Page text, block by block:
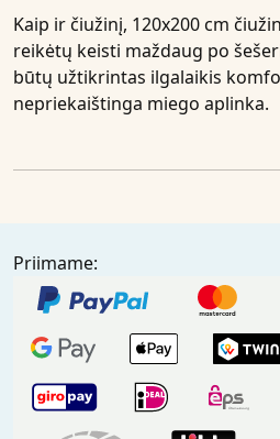
Kaip ir čiužinį, 120x200 cm
reikėtų keisti maždaug po
būtų užtikrintas ilgalaikis
nepriekaištinga miego aplinka.
Priimame: